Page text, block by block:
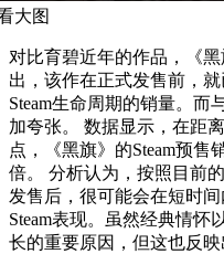
大图
对比育碧近年的作品，《
出，该作在正式发售前，
Steam生命周期的销量。而
加夸张。 数据显示，在距离发售还有两天这一相同时间节
点，《黑旗》的Steam预售
倍。 分析认为，按照目前的发展趋势，《黑旗 重制版》正式
发售后，很可能会在短时
Steam表现。虽然经典情怀
长的重要原因，但这也反